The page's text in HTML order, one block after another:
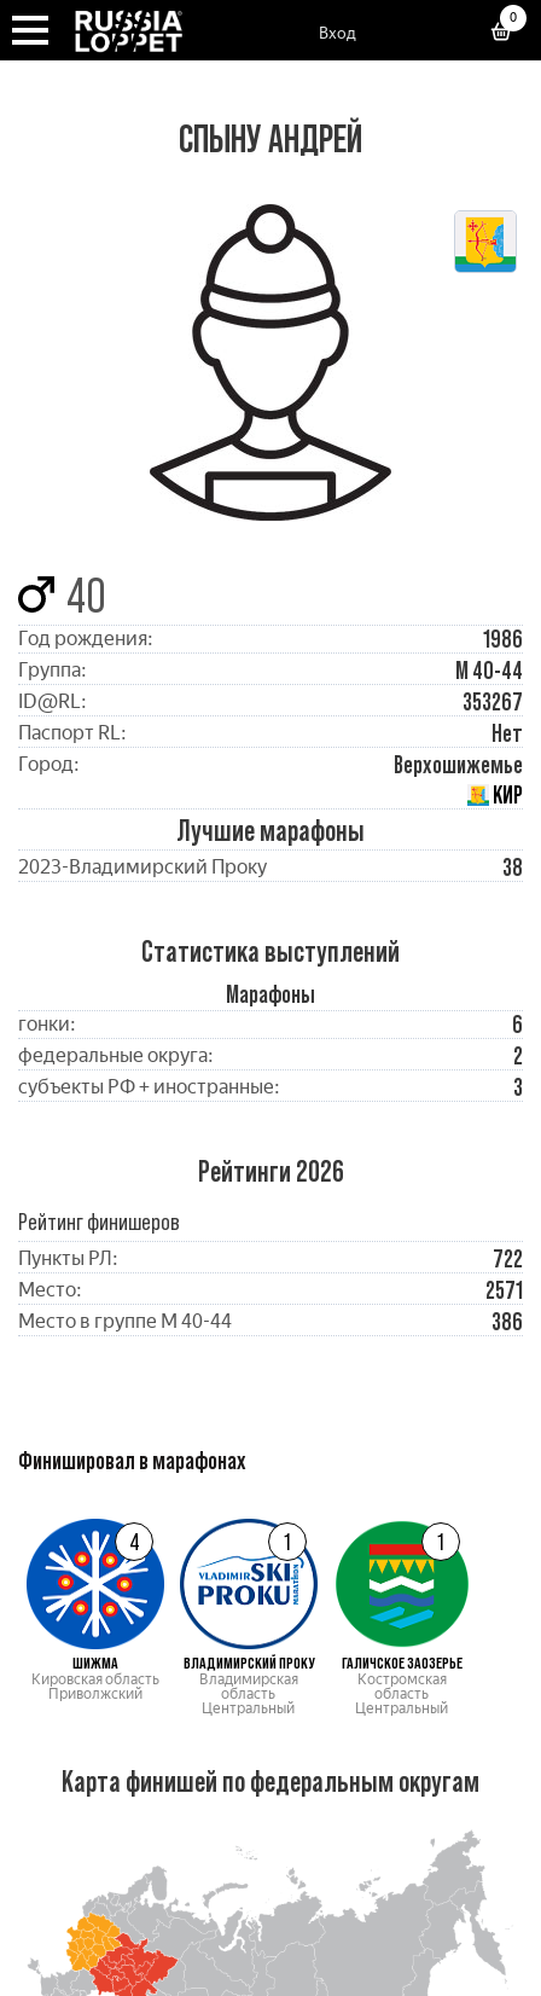
Вход
0
СПЫНУ АНДРЕЙ
40
Год рождения: 1986
Группа: М 40-44
ID@RL: 353267
Паспорт RL: Нет
Город:
Верхошижемье
КИР
Лучшие марафоны
2023-Владимирский Проку 38
Статистика выступлений
Марафоны
гонки: 6
федеральные округа: 2
субъекты РФ + иностранные: 3
Рейтинги 2026
Рейтинг финишеров
Пункты РЛ: 722
Место: 2571
Место в группе М 40-44 386
Финишировал в марафонах
4
ШИЖМА
Кировская область
Приволжский
1
ВЛАДИМИРСКИЙ ПРОКУ
Владимирская
область
Центральный
1
ГАЛИЧСКОЕ ЗАОЗЕРЬЕ
Костромская
область
Центральный
Карта финишей по федеральным округам